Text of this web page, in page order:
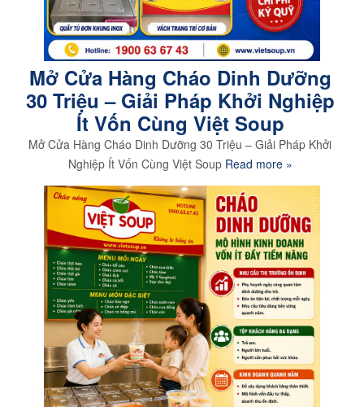
Mở Cửa Hàng Cháo Dinh Dưỡng
30 Triệu – Giải Pháp Khởi Nghiệp
Ít Vốn Cùng Việt Soup
Mở Cửa Hàng Cháo Dinh Dưỡng 30 Triệu – Giải Pháp Khởi
Nghiệp Ít Vốn Cùng Việt Soup Read more »